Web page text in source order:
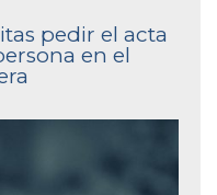
pedir el acta
en el